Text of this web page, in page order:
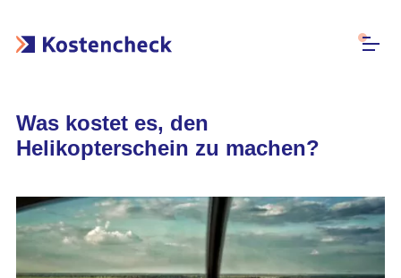
Was kostet es, den
Helikopterschein zu machen?